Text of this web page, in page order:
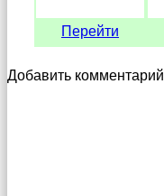
Перейти
Добавить комментарий